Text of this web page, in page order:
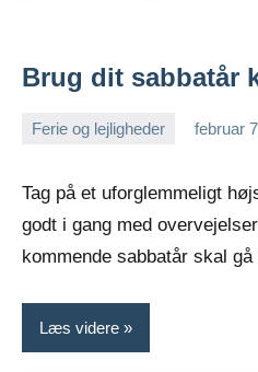
Brug dit sabbatår
Ferie og lejligheder februar
Tag på et uforglemmeligt
godt i gang med
kommende sabbatår skal
Læs videre